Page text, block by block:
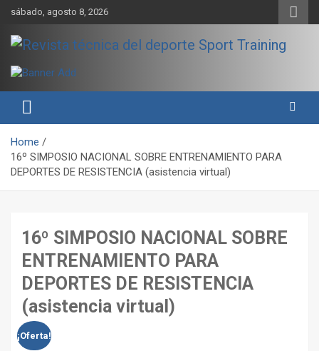
Skip
content
sábado, agosto 8, 2026
Revista técnica del deporte
Sport Training
rendimiento, nutrición y entrenamiento.
Home
16º SIMPOSIO NACIONAL SOBRE ENTRENAMIENTO PARA
DEPORTES DE RESISTENCIA (asistencia virtual)
16º SIMPOSIO NACIONAL SOBRE
ENTRENAMIENTO PARA
DEPORTES DE RESISTENCIA
(asistencia virtual)
¡Oferta!